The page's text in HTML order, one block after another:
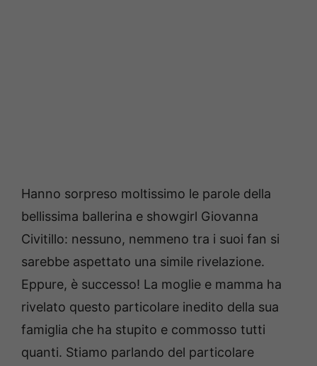
Hanno sorpreso moltissimo le parole della
bellissima ballerina e showgirl Giovanna
Civitillo: nessuno, nemmeno tra i suoi fan si
sarebbe aspettato una simile rivelazione.
Eppure, è successo! La moglie e mamma ha
rivelato questo particolare inedito della sua
famiglia che ha stupito e commosso tutti
quanti. Stiamo parlando del particolare